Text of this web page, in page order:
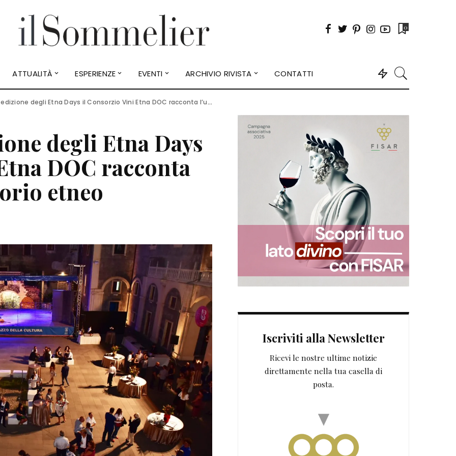
0
ATTUALITÀ ESPERIENZE EVENTI ARCHIVIO RIVISTA CONTATTI
degli Etna Days il Consorzio Vini Etna DOC racconta l’unicità del territorio etneo
degli Etna Days
DOC racconta
etneo
Iscriviti alla Newsletter
Ricevi le nostre ultime notizie
direttamente nella tua casella di
posta.